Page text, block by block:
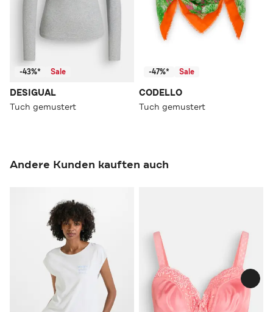
-43%* Sale
DESIGUAL
Tuch gemustert
-47%* Sale
CODELLO
Tuch gemustert
Andere Kunden kauften auch